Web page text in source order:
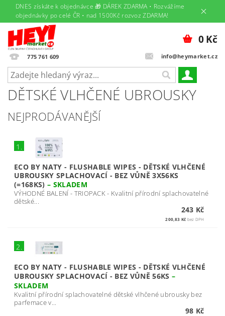
DNES získáte k objednávce 🎁 DÁREK ZDARMA • Rozvážíme
objednávky po celé ČR • nad 1500Kč rozvoz ZDARMA!
775 761 609 info@heymarket.cz
0 Kč
DĚTSKÉ VLHČENÉ UBROUSKY
NEJPRODÁVANĚJŠÍ
1.
ECO BY NATY - FLUSHABLE WIPES - DĚTSKÉ VLHČENÉ
UBROUSKY SPLACHOVACÍ - BEZ VŮNĚ 3X56KS
(=168KS)– SKLADEM
VÝHODNÉ BALENÍ - TRIOPACK - Kvalitní přírodní splachovatelné
dětské...
243 Kč
200,83 Kč bez DPH
2.
ECO BY NATY - FLUSHABLE WIPES - DĚTSKÉ VLHČENÉ
UBROUSKY SPLACHOVACÍ - BEZ VŮNĚ 56KS –
SKLADEM
Kvalitní přírodní splachovatelné dětské vlhčené ubrousky bez
parfemace v...
98 Kč